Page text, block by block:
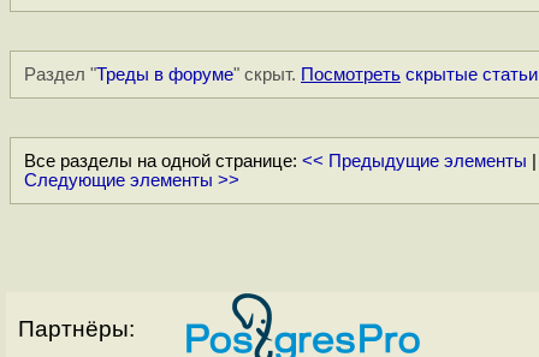
Раздел "Треды в форуме" скрыт. Посмотреть скрытые статьи
Все разделы на одной странице: << Предыдущие элементы
Следующие элементы >>
Партнёры: